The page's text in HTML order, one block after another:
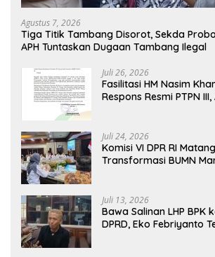
Agustus 7, 2026
Tiga Titik Tambang Disorot, Sekda
APH Tuntaskan Dugaan Tambang Ilegal
Juli 26, 2026
Fasilitasi HM Nasim
Respons Resmi PTPN
Juli 24, 2026
Komisi VI DPR RI
Transformasi BUMN
Juli 13, 2026
Bawa Salinan LHP BPK
DPRD, Eko Febriyanto